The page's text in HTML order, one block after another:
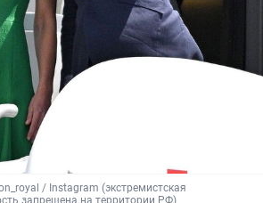
/ Instagram (экстремистская
запрещена на территории РФ)